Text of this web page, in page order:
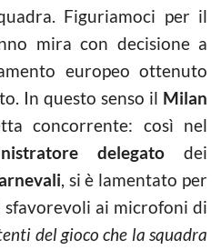
Figuriamoci per il
mira con decisione a
europeo ottenuto
In questo senso il Milan
concorrente: così nel
delegato dei
, si è lamentato per
ai microfoni di
del gioco che la squadra